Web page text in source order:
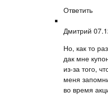
Ответить
Дмитрий
Но, как то
дак мне
из-за того,
меня
во время